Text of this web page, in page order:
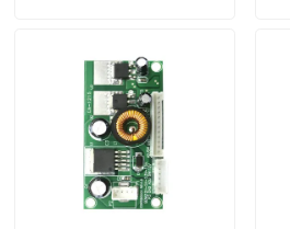
Werksbesichtigung
Qualitätskontrolle
Kontaktieren Sie uns